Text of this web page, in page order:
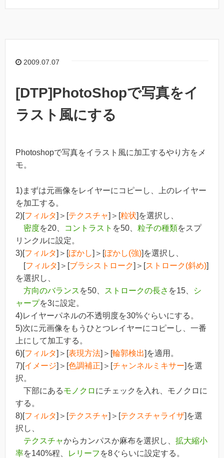
2009.07.07
[DTP]PhotoShopで写真をイ
ラスト風にする
Photoshopで写真をイラスト風に加工するやり方をメ
モ。
1)まずは元画像をレイヤーにコピーし、上のレイヤー
を加工する。
2)[フィルタ]＞[テクスチャ]＞[粒状]を選択し、
密度を20、 コントラスト を50、 粒子の種類をスプ
リンクルに設定。
3)[フィルタ]＞[ぼかし]＞[ぼかし(強)]を選択し、
[フィルタ]＞[ブラシストローク]＞[ストローク(斜め)]
を選択し、
方向のバランス を50、 ストロークの長さ を15、
シ
ャープを3に設定。
4)レイヤーパネルの不透明度を30%ぐらいにする。
5)次に元画像をもうひとつレイヤーにコピーし、一番
上にして加工する。
6)[フィルタ]＞[表現方法]＞[輪郭検出]を適用。
7)[イメージ]＞[色調補正]＞[チャンネルミキサー]を選
択。
下部にあるモノクロ にチェックを入れ、モノクロに
する。
8)[フィルタ]＞[テクスチャ]＞[テクスチャライザ]を選
択し、
テクスチャからカンパスか麻布を選択し、 拡大縮小
率を140%程、 レリーフ を8ぐらいに設定する。